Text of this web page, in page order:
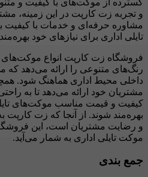
و تجربه زت کارپت در این زمینه،
مشاوره حرفه‌ای و خدمات با کیفیت
تایلی اداری برای نیازهای خود
فروشگاه زت کارپت انواع موکت‌های
رنگ‌های متنوعی را ارائه می‌دهد که
داخلی محیط اداری هماهنگ شود.
مشتریان خود ارائه می‌دهد تا به
کیفیت و قیمت مناسب موکت‌های
بهره‌مند شوند. از آنجا که زت کارپت
و رضایت مشتریان است، این
موکت تایلی اداری به شمار می‌آید.
جمع بندی